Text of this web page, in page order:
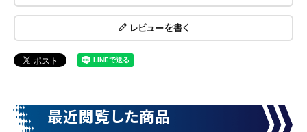
キーワードから探す
腰袋 バンスト展示品
レビューを書く
最近閲覧した商品